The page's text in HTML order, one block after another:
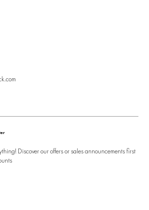
Discover our offers or sales announcements first